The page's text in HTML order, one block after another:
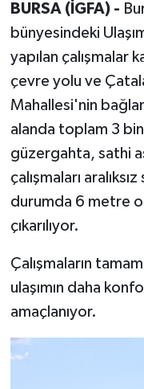
BURSA (İGFA) -
bünyesindeki
yapılan çalışmalar
çevre yolu ve
Mahallesi'nin
alanda toplam 3
güzergahta, sathi
çalışmaları
durumda 6 metre
çıkarılıyor.
Çalışmaların
ulaşımın daha
amaçlanıyor.